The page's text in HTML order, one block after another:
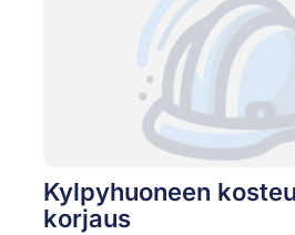
Kylpyhuoneen
korjaus